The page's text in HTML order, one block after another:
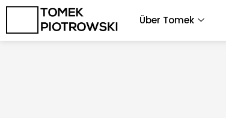
Zum
springen
Über Tomek